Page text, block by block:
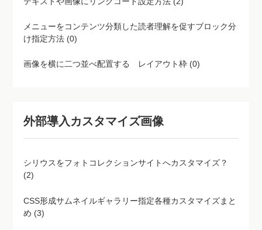
メニューをコンテンツ分類した読者理解を促すブロック分
け指定方法 (0)
画像を横に二つ並べ配置する レイアウト枠 (0)
外部導入カスタマイズ画像
シリウスをフォトコレクションサイトへカスタマイズ？
(2)
CSS形成サムネイルギャラリー指定各種カスタマイズまと
め (3)